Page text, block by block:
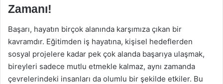
Zamanı!
Başarı, hayatın birçok alanında karşımıza çıkan bir
kavramdır. Eğitimden iş hayatına, kişisel hedeflerden
sosyal projelere kadar pek çok alanda başarıya ulaşmak,
bireyleri sadece mutlu etmekle kalmaz, aynı zamanda
çevrelerindeki insanları da olumlu bir şekilde etkiler. Bu